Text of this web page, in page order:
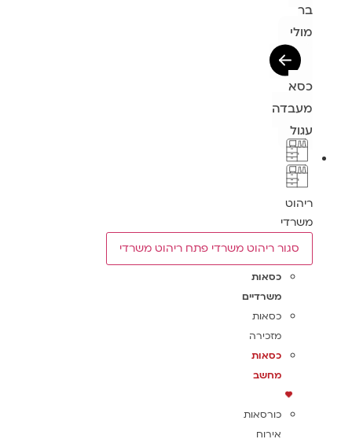
בר
מולי
כסא
מעבדה
עגול
ריהוט
משרדי
סגור ריהוט משרדי פתח ריהוט משרדי
כסאות
משרדיים
כסאות
מזכירה
כסאות
מחשב
כורסאות
אירוח